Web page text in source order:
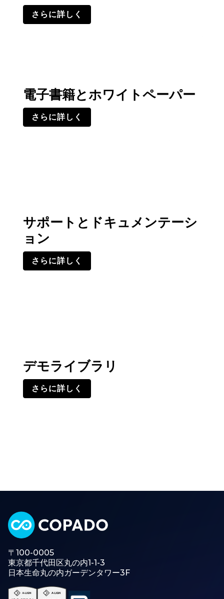
さらに詳しく
電子書籍とホワイトペーパー
さらに詳しく
サポートとドキュメンテーシ
ョン
さらに詳しく
デモライブラリ
さらに詳しく
〒100-0005
東京都千代田区丸の内1-1-3
日本生命丸の内ガーデンタワー3F